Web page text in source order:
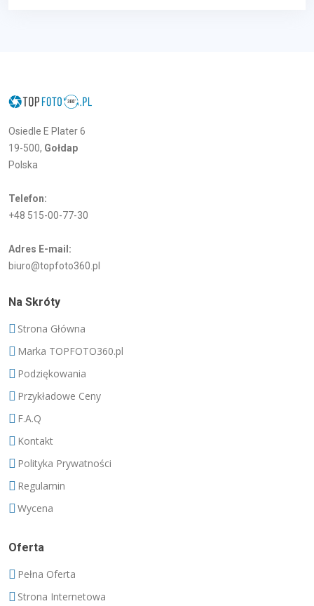
Osiedle E Plater 6
19-500, Gołdap
Polska
Telefon:
+48 515-00-77-30
Adres E-mail:
biuro@topfoto360.pl
Na Skróty
Strona Główna
Marka TOPFOTO360.pl
Podziękowania
Przykładowe Ceny
F.A.Q
Kontakt
Polityka Prywatności
Regulamin
Wycena
Oferta
Pełna Oferta
Strona Internetowa